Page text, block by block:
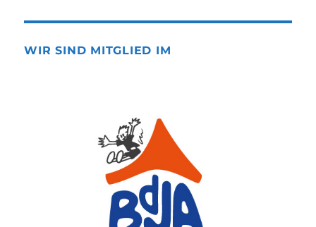
WIR SIND MITGLIED IM